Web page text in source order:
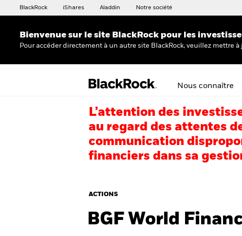
BlackRock iShares Aladdin Notre société
Bienvenue sur le site BlackRock pour les
Pour accéder directement à un autre site BlackRock, veuillez mettre à
Nous connaître
L’attention des
au regard des attentes
communication
financiers dans sa
ACTIONS
BGF World